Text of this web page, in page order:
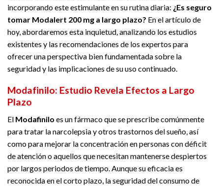
incorporando este estimulante en su rutina diaria: ¿Es seguro
tomar Modalert 200 mg a largo plazo? En el artículo de
hoy, abordaremos esta inquietud, analizando los estudios
existentes y las recomendaciones de los expertos para
ofrecer una perspectiva bien fundamentada sobre la
seguridad y las implicaciones de su uso continuado.
Modafinilo: Estudio Revela Efectos a Largo
Plazo
El Modafinilo es un fármaco que se prescribe comúnmente
para tratar la narcolepsia y otros trastornos del sueño, así
como para mejorar la concentración en personas con déficit
de atención o aquellos que necesitan mantenerse despiertos
por largos periodos de tiempo. Aunque su eficacia es
reconocida en el corto plazo, la seguridad del consumo de